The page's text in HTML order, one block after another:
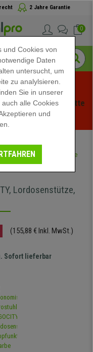
2 Jahre Garantie
0
Exklusive Rabatte
ansehen -
Lordosenstütze,
(155,88 € Inkl. MwSt.)
Sofort lieferbar
und Cookies von
Daten
untersucht, um
zu analylsieren.
Sie in unserer
auch alle Cookies
und